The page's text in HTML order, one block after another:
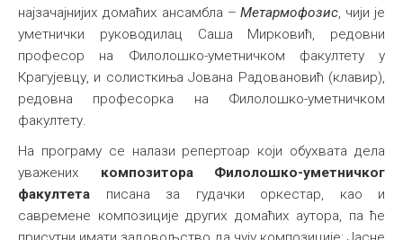
најзачајнијих домаћих ансамбла –Метармофозис, чији је
уметнички руководилац Саша Мирковић, редовни
професор на Филолошко-уметничком факултету у
Крагујевцу, и солисткиња Јована Радовановић (клавир),
редовна професорка на Филолошко-уметничком
факултету.
На програму се налази репертоар који обухвата дела
уважених композитора Филолошко-уметничког
факултета писана за гудачки оркестар, као и
савремене композиције других домаћих аутора, па ће